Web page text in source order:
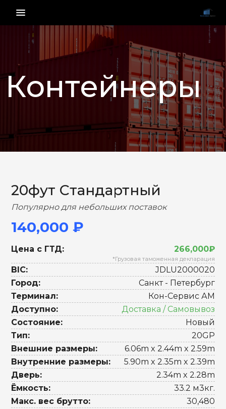
menu_vert
Контейнеры
НАЗАД ВПЕРЕД
20фут Стандартный
Популярно для небольших поставок
140,000 ₽
Цена с ГТД: 266,000₽
*Грузовая таможенная декларация
BIC:
JDLU2000020
Город:
Санкт - Петербург
Терминал:
Кон-Сервис АМ
Доступно:
Доставка / Самовывоз
Состояние:
Новый
Тип:
20GP
Внешние размеры:
6.06m x 2.44m x 2.59m
Внутренние размеры:
5.90m x 2.35m x 2.39m
Дверь:
2.34m x 2.28m
Ёмкость:
33.2 м3кг.
Макс. вес брутто:
30,480